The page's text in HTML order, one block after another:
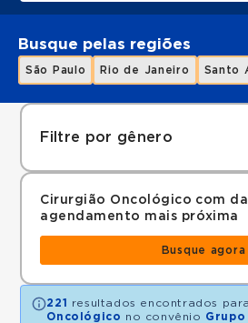
Busque pelas regiões
São Paulo Rio de Janeiro Santo
Filtre por gênero
Cirurgião Oncológico com
agendamento mais próxima
Busque agora
221 resultados encontrados
Oncológico no convênio Grupo